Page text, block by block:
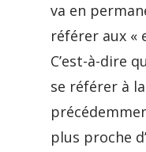
va en
référer aux «
C’est-à-dire
se référer à
plus proche